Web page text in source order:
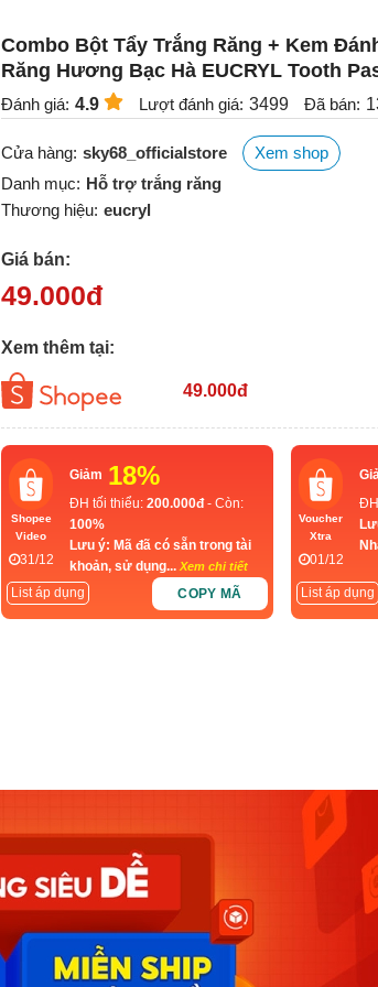
Combo Bột Tẩy Trắng Răng + Kem
Răng Hương Bạc Hà EUCRYL Tooth
Đánh giá: 4.9 Lượt đánh giá: 3499 Đã bán:
Cửa hàng: sky68_officialstore
Xem shop
Danh mục: Hỗ trợ trắng răng
Thương hiệu: eucryl
Giá bán:
49.000đ
Xem thêm tại:
49.000đ
Shopee
Video
31/12
Giảm 18%
ĐH tối thiểu: 200.000đ - Còn:
100%
Lưu ý: Mã đã có sẵn trong tài
khoản, sử dụng... Xem chi tiết
List áp dụng COPY MÃ
Voucher
Xtra
01/12
List áp dụng